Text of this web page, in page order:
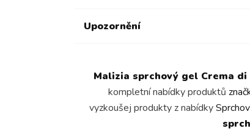
Upozornění
Malizia sprchový gel Crema
kompletní nabídky produktů
vyzkoušej produkty z nabídky